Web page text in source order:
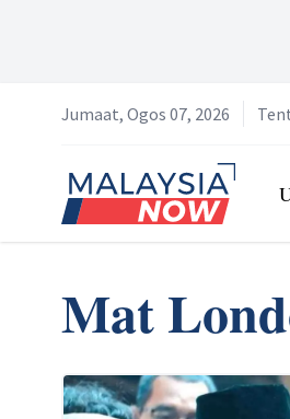
Jumaat, Ogos 07, 2026
Home
Mat